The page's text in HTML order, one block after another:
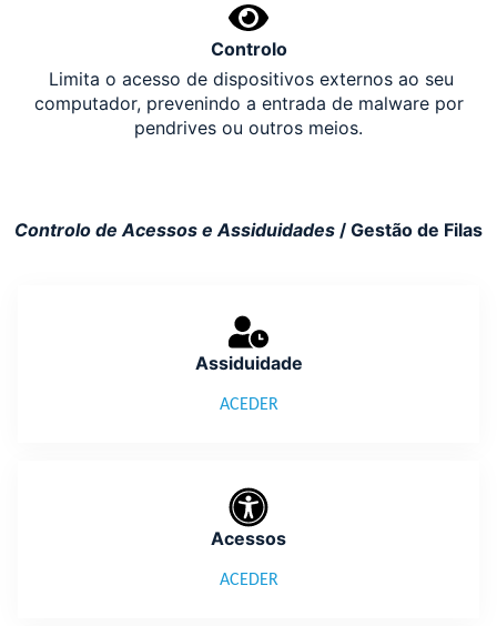
Controlo
Limita o acesso de dispositivos externos ao seu
computador, prevenindo a entrada de malware por
pendrives ou outros meios.
Controlo de Acessos e Assiduidades / Gestão de Filas
Assiduidade
ACEDER
Acessos
ACEDER